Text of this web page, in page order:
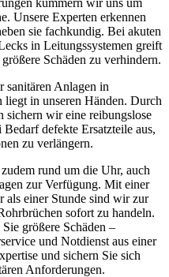
kümmern wir uns um
Unsere Experten erkennen
sie fachkundig. Bei akuten
in Leitungssystemen greift
Schäden zu verhindern.
sanitären Anlagen in
in unseren Händen. Durch
wir eine reibungslose
defekte Ersatzteile aus,
zu verlängern.
rund um die Uhr, auch
zur Verfügung. Mit einer
als einer Stunde sind wir zur
sofort zu handeln.
größere Schäden –
und Notdienst aus einer
und sichern Sie sich
Anforderungen.